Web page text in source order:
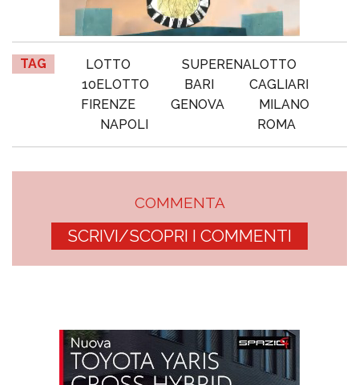
TAG LOTTO
SUPERENALOTTO
10ELOTTO
BARI
CAGLIARI
FIRENZE
GENOVA
MILANO
NAPOLI
ROMA
COMMENTA
SCRIVI/SCOPRI I COMMENTI